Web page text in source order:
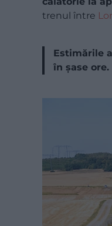
trenul între
Estimările
în șase ore.